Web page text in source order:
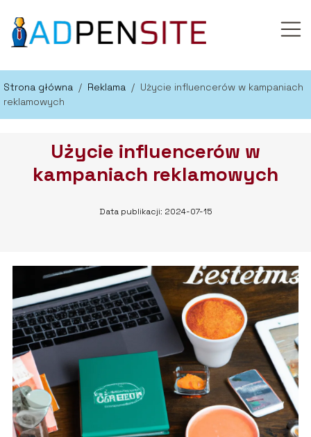
Strona główna / Reklama / Użycie influencerów w kampaniach
reklamowych
Użycie influencerów w
kampaniach reklamowych
Data publikacji: 2024-07-15